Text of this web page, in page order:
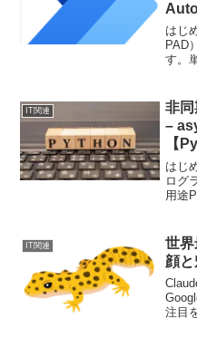
はじ
PAD
す。
ドで
IT関連
非
–
【
はじ
ログ
用途
理の
IT関連
世
顔
注目